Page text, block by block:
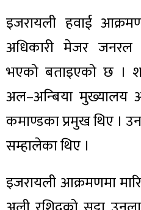
इजरायली हवाई
अधिकारी मेजर जनरल
भएको बताइएको छ ।
अल–अन्बिया मुख्यालय
कमाण्डका प्रमुख थिए ।
सम्हालेका थिए ।
इजरायली आक्रमणमा